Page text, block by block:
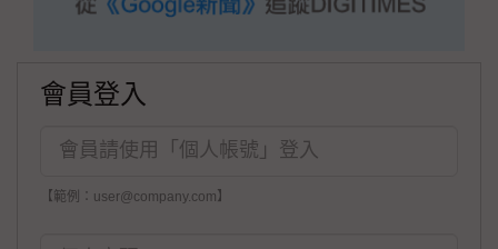
會員登入
【範例：user@company.com】